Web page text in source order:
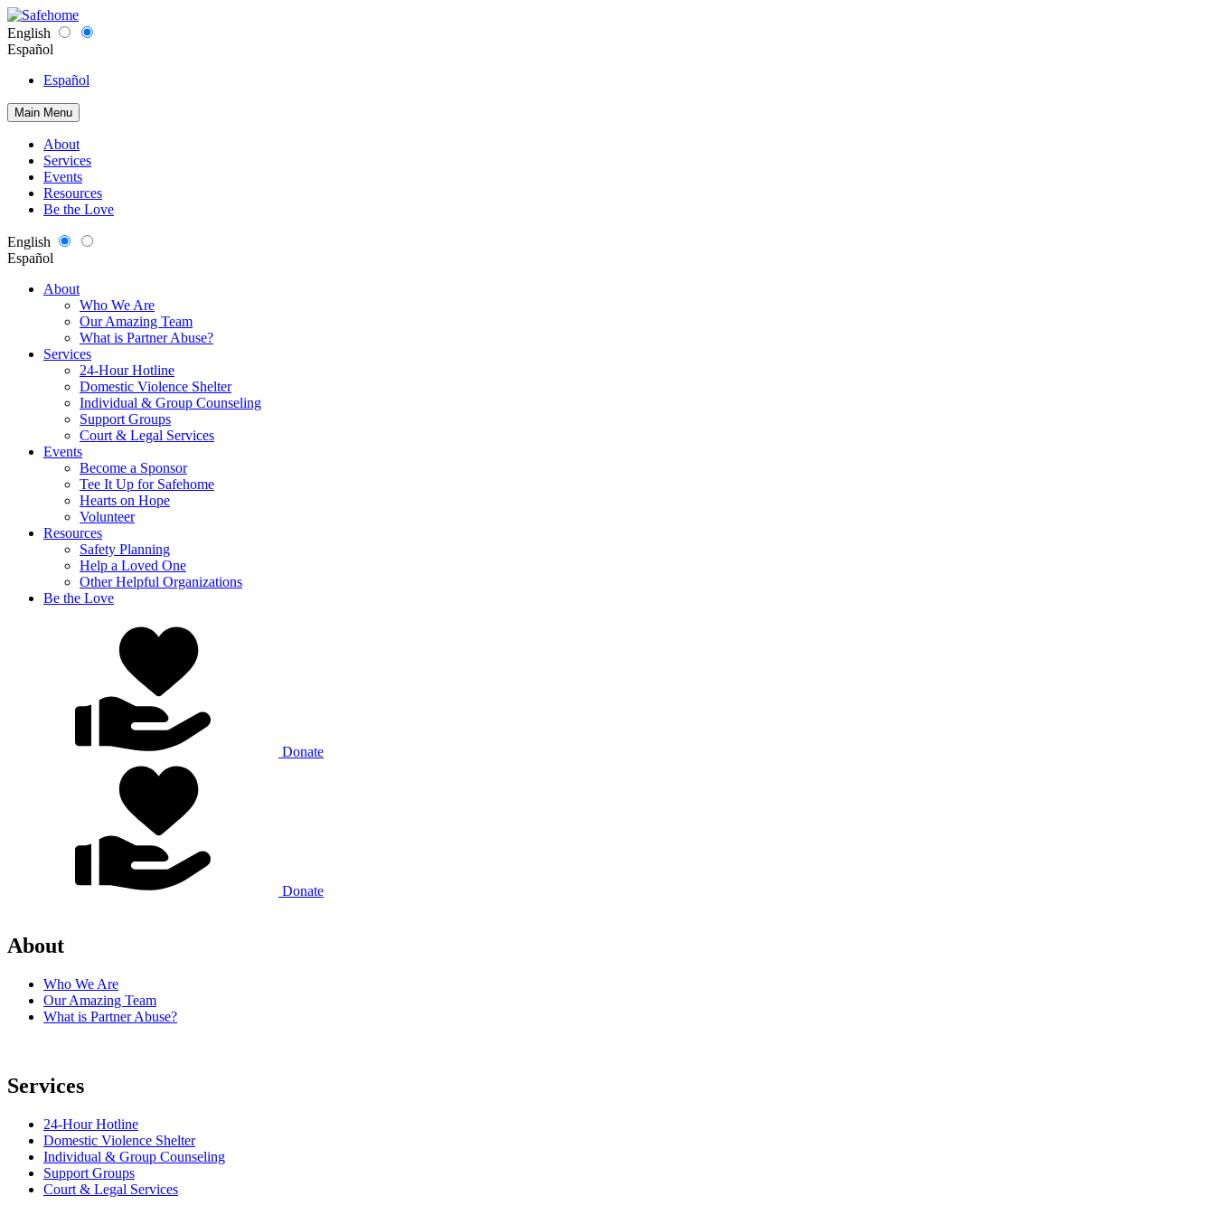
English
Español
Español
Main Menu
About
Services
Events
Resources
Be the Love
English
Español
About
Who We Are
Our Amazing Team
What is Partner Abuse?
Services
24-Hour Hotline
Domestic Violence Shelter
Individual & Group Counseling
Support Groups
Court & Legal Services
Events
Become a Sponsor
Tee It Up for Safehome
Hearts on Hope
Volunteer
Resources
Safety Planning
Help a Loved One
Other Helpful Organizations
Be the Love
Donate
Donate
About
Who We Are
Our Amazing Team
What is Partner Abuse?
Services
24-Hour Hotline
Domestic Violence Shelter
Individual & Group Counseling
Support Groups
Court & Legal Services